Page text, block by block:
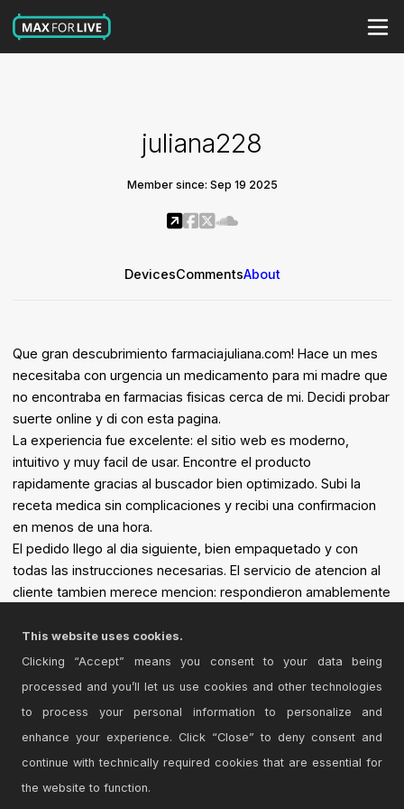
juliana228
Member since: Sep 19 2025
DevicesCommentsAbout
Que gran descubrimiento farmaciajuliana.com! Hace un mes
necesitaba con urgencia un medicamento para mi madre que
no encontraba en farmacias fisicas cerca de mi. Decidi probar
suerte online y di con esta pagina.
La experiencia fue excelente: el sitio web es moderno,
intuitivo y muy facil de usar. Encontre el producto
rapidamente gracias al buscador bien optimizado. Subi la
receta medica sin complicaciones y recibi una confirmacion
en menos de una hora.
El pedido llego al dia siguiente, bien empaquetado y con
todas las instrucciones necesarias. El servicio de atencion al
cliente tambien merece mencion: respondieron amablemente
Definitivamente, se convirtio en mi farmacia de confianza
online. ?100% recomendable!
This website uses cookies.
Clicking “Accept” means you consent to your data being
processed and you’ll let us use cookies and other technologies
to process your personal information to personalize and
enhance your experience. Click “Close” to deny consent and
continue with technically required cookies that are essential for
the website to function.